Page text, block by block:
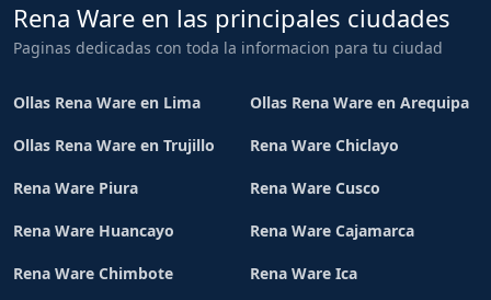
Rena Ware en las principales ciudades
Paginas dedicadas con toda la informacion para tu ciudad
Ollas Rena Ware en Lima Ollas Rena Ware en Arequipa
Ollas Rena Ware en Trujillo Rena Ware Chiclayo
Rena Ware Piura Rena Ware Cusco
Rena Ware Huancayo Rena Ware Cajamarca
Rena Ware Chimbote Rena Ware Ica